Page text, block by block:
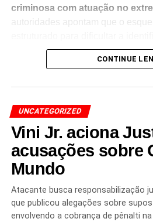
criminosa com atuação no
autoridades apontam que o
bens ligados aos investigados.
para combater estruturas
organizações criminosas.
cumprimento de medidas
provas que possam contribuir
investigações, além da
envolvidos.
De acordo com a apuração, os
sob investigação teriam sido
aparência de legalidade a
CONTINUE
UNCATEGORIZED
Vini Jr. aciona
acusações sobre
Mundo
Atacante busca responsabilização
que publicou alegações sobre
envolvendo a cobrança de pênalti